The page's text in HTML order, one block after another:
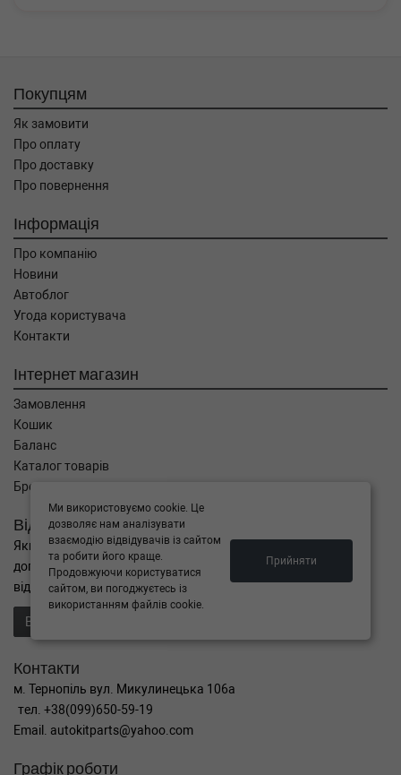
Покупцям
Як замовити
Про оплату
Про доставку
Про повернення
Інформація
Про компанію
Новини
Автоблог
Угода користувача
Контакти
Інтернет магазин
Замовлення
Кошик
Баланс
Каталог товарів
Бренди
Відправити запит
Якщо Ви не знайшли потрібні запчастини, або Вам потрібна
допомога в підборі,
відправте нам запит - ми Вам допоможемо
Відправити запит продавцю
Контакти
м. Тернопіль вул. Микулинецька 106а
тел. +38(099)650-59-19
Email. autokitparts@yahoo.com
Графік роботи
Ми використовуємо cookie. Це
дозволяє нам аналізувати
взаємодію відвідувачів із сайтом
та робити його краще.
Продовжуючи користуватися
сайтом, ви погоджуєтесь із
використанням файлів cookie.
Прийняти